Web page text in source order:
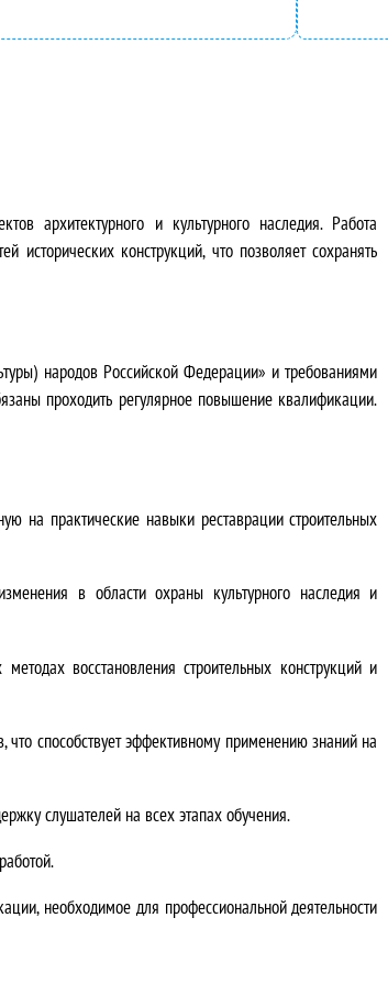
архитектурного и культурного наследия. Работа
исторических конструкций, что позволяет сохранять
народов Российской Федерации» и требованиями
проходить регулярное повышение квалификации.
на практические навыки реставрации строительных
в области охраны культурного наследия и
восстановления строительных конструкций и
способствует эффективному применению знаний на
слушателей на всех этапах обучения.
необходимое для профессиональной деятельности